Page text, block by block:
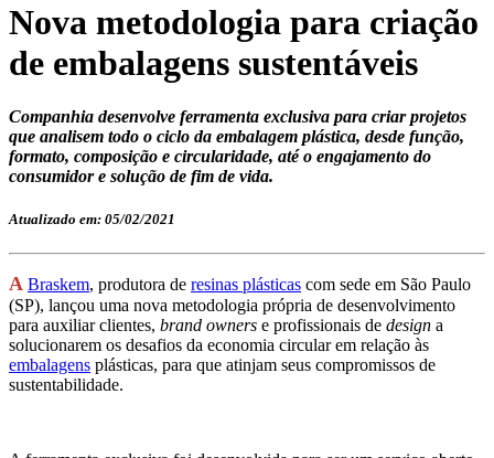
Nova metodologia para criação
de embalagens sustentáveis
Companhia desenvolve ferramenta exclusiva para criar projetos
que analisem todo o ciclo da embalagem plástica, desde função,
formato, composição e circularidade, até o engajamento do
consumidor e solução de fim de vida.
Atualizado em: 05/02/2021
A Braskem, produtora de resinas plásticas com sede em São Paulo
(SP), lançou uma nova metodologia própria de desenvolvimento
para auxiliar clientes, brand owners e profissionais de design a
solucionarem os desafios da economia circular em relação às
embalagens plásticas, para que atinjam seus compromissos de
sustentabilidade.